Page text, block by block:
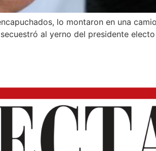
lo montaron en una
al yerno del presidente